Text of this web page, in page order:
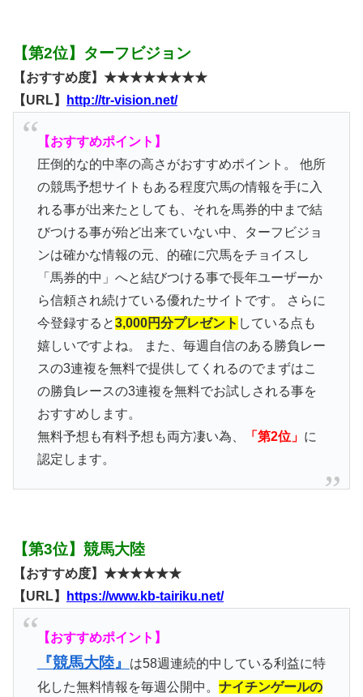
【第2位】ターフビジョン
【おすすめ度】★★★★★★★★
【URL】
http://tr-vision.net/
【おすすめポイント】
圧倒的な的中率の高さがおすすめポイント。 他所
の競馬予想サイトもある程度穴馬の情報を手に入
れる事が出来たとしても、それを馬券的中まで結
びつける事が殆ど出来ていない中、ターフビジョ
ンは確かな情報の元、的確に穴馬をチョイスし
「馬券的中」へと結びつける事で長年ユーザーか
ら信頼され続けている優れたサイトです。 さらに
今登録すると3,000円分プレゼント している点も
嬉しいですよね。 また、毎週自信のある勝負レー
スの3連複を無料で提供してくれるのでまずはこ
の勝負レースの3連複を無料でお試しされる事を
おすすめします。
無料予想も有料予想も両方凄い為、
「第2位」 に
認定します。
【第3位】競馬大陸
【おすすめ度】★★★★★★
【URL】
https://www.kb-tairiku.net/
【おすすめポイント】
『競馬大陸』
は58週連続的中している利益に特
化した無料情報を毎週公開中。 ナイチンゲールの